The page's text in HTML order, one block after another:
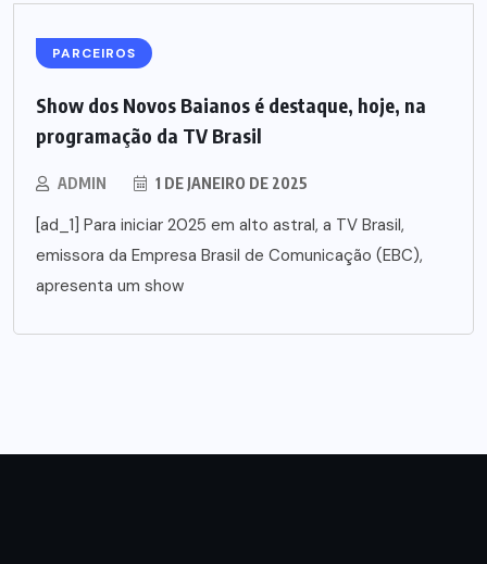
PARCEIROS
Show dos Novos Baianos é destaque, hoje, na
programação da TV Brasil
ADMIN 1 DE JANEIRO DE 2025
[ad_1] Para iniciar 2025 em alto astral, a TV Brasil,
emissora da Empresa Brasil de Comunicação (EBC),
apresenta um show